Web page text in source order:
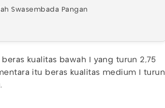
Swasembada Pangan
kualitas bawah I yang turun 2,75
itu beras kualitas medium I turun